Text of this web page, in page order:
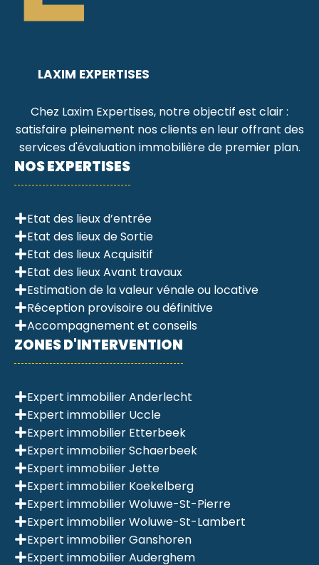
LAXIM EXPERTISES
Chez Laxim Expertises, notre objectif est clair :
satisfaire pleinement nos clients en leur offrant des
services d'évaluation immobilière de premier plan.
NOS EXPERTISES
Etat des lieux d’entrée
Etat des lieux de Sortie
Etat des lieux Acquisitif
Etat des lieux Avant travaux
Estimation de la valeur vénale ou locative
Réception provisoire ou définitive
Accompagnement et conseils
ZONES D'INTERVENTION
Expert immobilier Anderlecht
Expert immobilier Uccle
Expert immobilier Etterbeek
Expert immobilier Schaerbeek
Expert immobilier Jette
Expert immobilier Koekelberg
Expert immobilier Woluwe-St-Pierre
Expert immobilier Woluwe-St-Lambert
Expert immobilier Ganshoren
Expert immobilier Auderghem